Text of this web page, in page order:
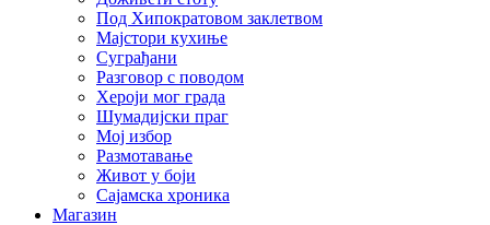
Под Хипократовом заклетвом
Мајстори кухиње
Суграђани
Разговор с поводом
Хероји мог града
Шумадијски праг
Мој избор
Размотавање
Живот у боји
Сајамска хроника
Магазин